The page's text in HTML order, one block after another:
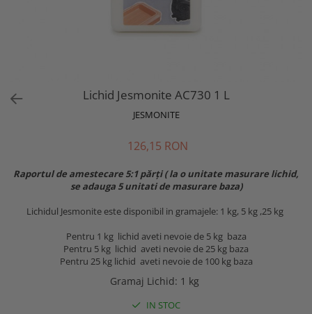
Lichid Jesmonite AC730 1 L
JESMONITE
126,15 RON
Raportul de amestecare 5:1 părți ( la o unitate masurare lichid,
se adauga 5 unitati de masurare baza)
Lichidul Jesmonite este disponibil in gramajele: 1 kg, 5 kg ,25 kg
Pentru 1 kg lichid aveti nevoie de 5 kg baza
Pentru 5 kg lichid aveti nevoie de 25 kg baza
Pentru 25 kg lichid aveti nevoie de 100 kg baza
Gramaj Lichid: 1 kg
IN STOC